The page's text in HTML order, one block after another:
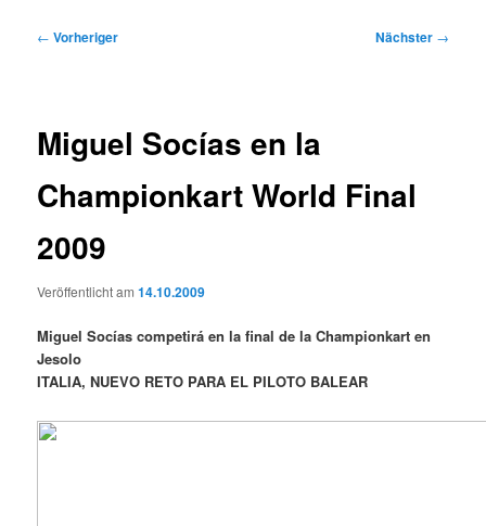
Beitragsnavigation
← Vorheriger Nächster →
Miguel Socías en la
Championkart World Final
2009
Veröffentlicht am14.10.2009
Miguel Socías competirá en la final de la Championkart en
Jesolo
ITALIA, NUEVO RETO PARA EL PILOTO BALEAR